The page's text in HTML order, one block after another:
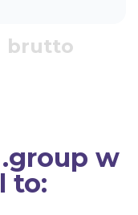
brutto
w
to: